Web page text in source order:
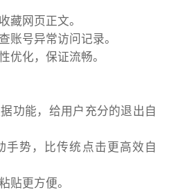
藏网页正文。
账号异常访问记录。
优化，保证流畅。
功能，给用户充分的退出自
势，比传统点击更高效自
贴更方便。